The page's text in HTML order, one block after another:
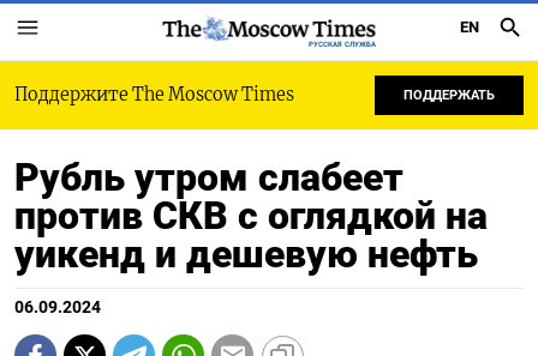
РУССКАЯ СЛУЖБА
EN
Поддержите The Moscow Times ПОДДЕРЖАТЬ
Рубль утром слабеет
против СКВ с оглядкой на
уикенд и дешевую нефть
06.09.2024